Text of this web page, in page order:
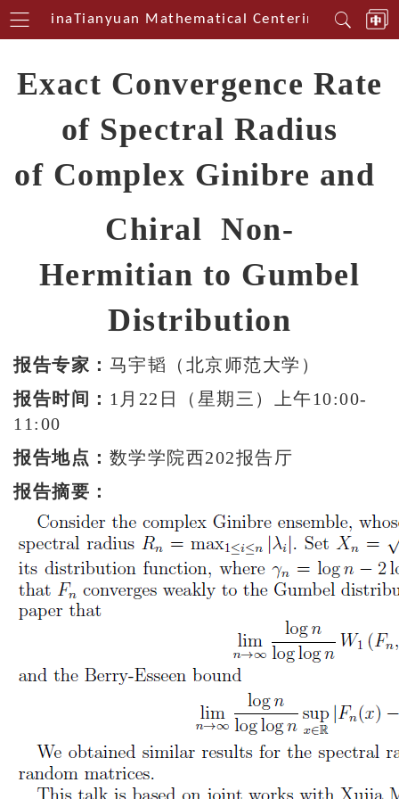
ChinaTianyuan Mathematical Centerin Southwest
Exact Convergence Rate
of Spectral Radius
of Complex Ginibre and
Chiral Non-
Hermitian to Gumbel
Distribution
报告专家： 马宇韬（北京师范大学）
报告时间： 1月22日（星期三）上午10:00-
11:00
报告地点： 数学学院西202报告厅
报告摘要：